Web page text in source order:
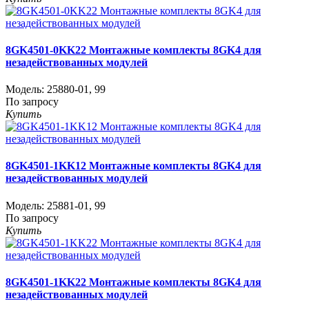
8GK4501-0KK22 Монтажные комплекты 8GK4 для
незадействованных модулей
Модель: 25880-01 , 99
По запросу
Купить
8GK4501-1KK12 Монтажные комплекты 8GK4 для
незадействованных модулей
Модель: 25881-01 , 99
По запросу
Купить
8GK4501-1KK22 Монтажные комплекты 8GK4 для
незадействованных модулей